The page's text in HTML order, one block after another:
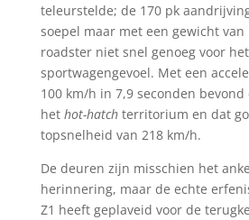
teleurstelde; de 170 pk
soepel maar met een gewicht van
roadster niet snel genoeg voor
sportwagengevoel. Met een
100 km/h in 7,9 seconden
het hot-hatchterritorium en dat
topsnelheid van 218 km/h.
De deuren zijn misschien het
herinnering, maar de echte
Z1 heeft geplaveid voor de